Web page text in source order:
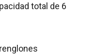
total de 6